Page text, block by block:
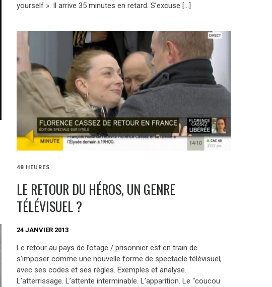
yourself ». Il arrive 35 minutes en retard. S’excuse […]
48 HEURES
LE RETOUR DU HÉROS, UN GENRE
TÉLÉVISUEL ?
24 JANVIER 2013
Le retour au pays de l’otage / prisonnier est en train de
s’imposer comme une nouvelle forme de spectacle télévisuel,
avec ses codes et ses règles. Exemples et analyse.
L’atterrissage. L’attente interminable. L’apparition. Le “coucou